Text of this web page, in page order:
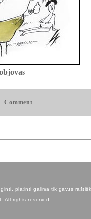
Comment
platinti galima tik gavus
All rights reserved.